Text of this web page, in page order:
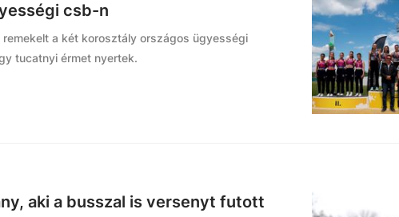
csb-n
a két korosztály országos ügyességi
tucatnyi érmet nyertek.
aki a busszal is versenyt futott